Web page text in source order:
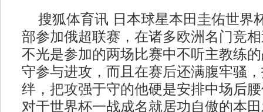
搜狐体育讯 日本球星本田圭佑世界
部参加俄超联赛，在诸多欧洲名门竞
不光是参加的两场比赛中不听主教练
守参与进攻，而且在赛后还满腹牢骚
绊，把攻强于守的他硬是安排中场后
对于世界杯一战成名就居功自傲的本